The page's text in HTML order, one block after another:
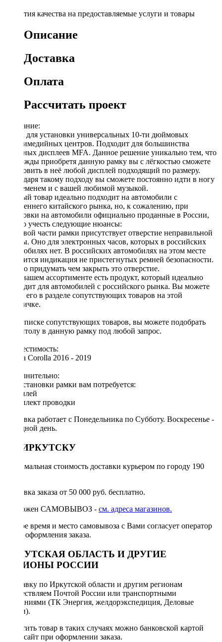
Гарантия качества на предоставляемые услуги и товары
Описание
Доставка
Оплата
Рассчитать проект
Описание:
Рамка для установки универсальных 10-ти дюймовых
мультимедийных центров. Подходит для большинства
овальных дисплеев MFA. Данное решение уникально тем, что
единожды приобретя данную рамку вы с лёгкостью сможете
установить в неё любой дисплей подходящий по размеру.
Благодаря такому подходу вы сможете постоянно идти в ногу
со временем и с вашей любимой музыкой.
Данный товар идеально подходит на автомобили с
внутреннего китайского рынка, но, к сожалению, при
установки на автомобили официально проданные в России,
нужно учесть следующие нюансы:
В правой части рамки присутствует отверстие неправильной
формы. Оно для электронных часов, которых в российских
автомобилях нет. В российских автомобилях на этом месте
находится индикация не пристегнутых ремней безопасности.
Нужно придумать чем закрыть это отверстие.
Но в нашем ассортименте есть продукт, который идеально
подходит для автомобилей с российского рынка. Вы можете
найти его в разделе сопутствующих товаров на этой
страничке.
[!] В списке сопутствующих товаров, вы можете подобрать
магнитолу в данную рамку под любой запрос.
Совместимость:
Toyota Corolla 2016 - 2019
Дополнительно:
Для установки рамки вам потребуется:
◦ дисплей
◦ комплект проводки
Доставка работает с Понедельника по Субботу. Воскресенье -
выходной день.
ПО ИРКУТСКУ
Минимальная стоимость доставки курьером по городу 190
Доставка заказа от 50 000 руб. бесплатно.
Возможен САМОВЫВОЗ - см. адреса магазинов.
Точное время и место самовывоза с Вами согласует оператор
после оформления заказа.
ИРКУТСКАЯ ОБЛАСТЬ И ДРУГИЕ
РЕГИОНЫ РОССИИ
Отправку по Иркутской области и другим регионам
осуществляем Почтой России или транспортными
компаниями (ТК Энергия, желдорэкспедиция, Деловые
линии).
Оплатить товар в таких случаях можно банковской картой
через сайт при оформлении заказа.